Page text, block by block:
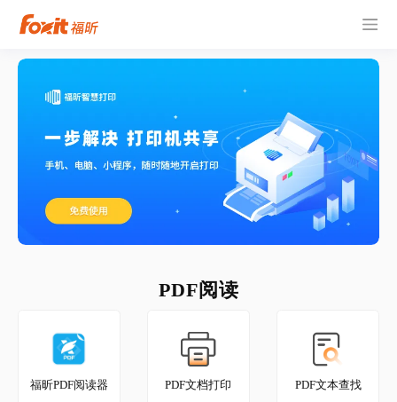
PDF阅读
福昕PDF阅读器 PDF文档打印 PDF文本查找